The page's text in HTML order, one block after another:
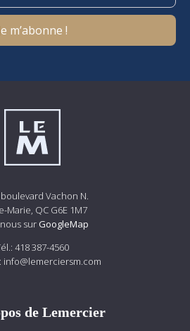
boulevard Vachon N.
Marie, QC G6E 1M7
sur GoogleMap
418 387-4560
info@lemerciersm.com
de Lemercier